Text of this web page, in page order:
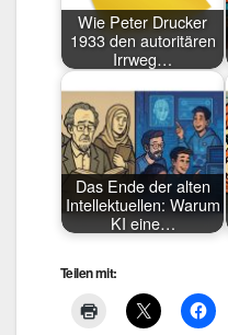
Wie Peter Drucker
1933 den autoritären
Irrweg…
Das Ende der alten
Intellektuellen: Warum
KI eine…
Teilen mit: